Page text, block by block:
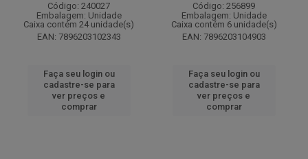
Código: 240027
Embalagem: Unidade
Caixa contém 24 unidade(s)
EAN: 7896203102343
Faça seu login ou
cadastre-se para
ver preços e
comprar
Código: 256899
Embalagem: Unidade
Caixa contém 6 unidade(s)
EAN: 7896203104903
Faça seu login ou
cadastre-se para
ver preços e
comprar